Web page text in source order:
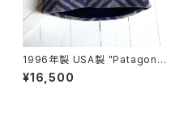
1996年製 USA製 "Patagoni
a" synchilla alpine hat
¥16,500